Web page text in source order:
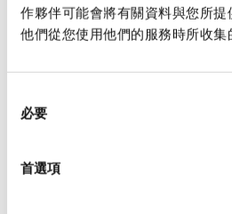
作夥伴可能會將有關資料與您所
他們從您使用他們的服務時所收集
必要
首選項
規格
環境規範
機械規格